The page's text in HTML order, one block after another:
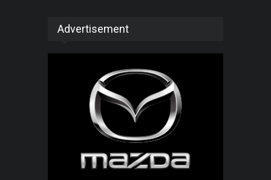
Advertisement